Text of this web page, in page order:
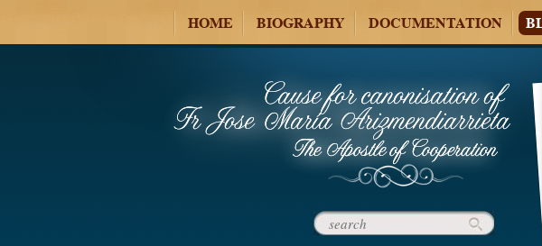
HOME BIOGRAPHY DOCUMENTATION